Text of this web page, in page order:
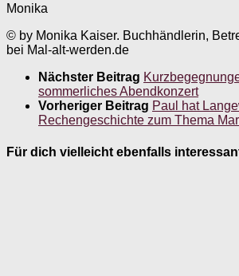
Monika
© by Monika Kaiser. Buchhändlerin,
bei Mal-alt-werden.de
Nächster Beitrag
sommerliches Abendkonzert
Vorheriger Beitrag Paul hat
Rechengeschichte zum Thema
Für dich vielleicht ebenfalls